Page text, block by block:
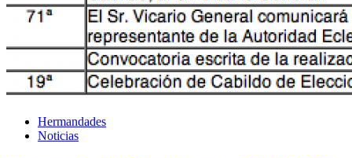
Hermandades
Noticias